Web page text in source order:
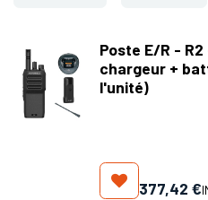
Poste E/R -
chargeur +
l'unité)
377,42 €